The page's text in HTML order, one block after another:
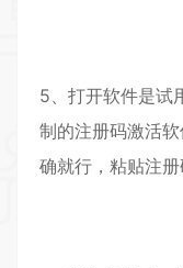
5、打开软件是试
制的注册码激活
确就行，粘贴注